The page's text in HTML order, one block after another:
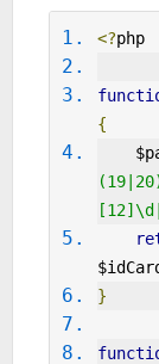
<?php
{
}